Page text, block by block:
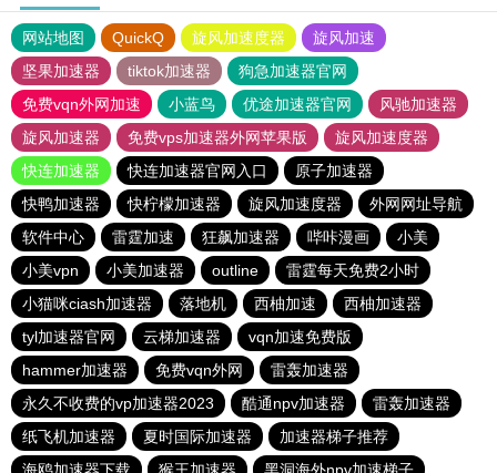
网站地图 QuickQ 旋风加速度器
旋风加速
坚果加速器
tiktok加速器
狗急加速器官网
免费vqn外网加速
小蓝鸟 优途加速器官网
风驰加速器
旋风加速器
免费vps加速器外网苹果版
旋风加速度器
快连加速器
快连加速器官网入口
原子加速器
快鸭加速器
快柠檬加速器 旋风加速度器
外网网址导航
软件中心
雷霆加速 狂飙加速器 哔咔漫画
小美
小美vpn
小美加速器 outline
雷霆每天免费2小时
小猫咪ciash加速器
落地机 西柚加速
西柚加速器
tyl加速器官网
云梯加速器
vqn加速免费版
hammer加速器
免费vqn外网
雷轰加速器
永久不收费的vp加速器2023
酷通npv加速器
雷轰加速器
纸飞机加速器
夏时国际加速器
加速器梯子推荐